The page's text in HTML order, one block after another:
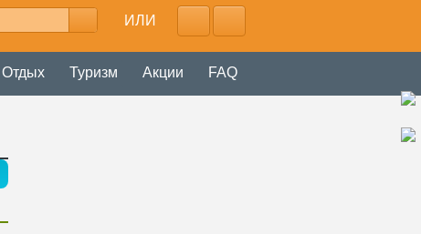
ИЛИ
Отдых Туризм Акции FAQ